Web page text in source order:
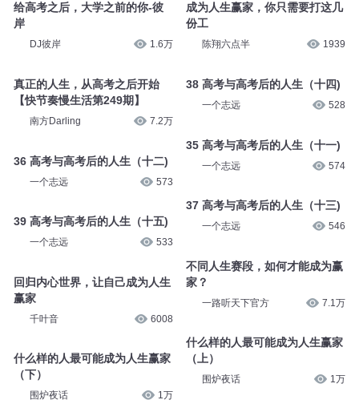
给高考之后，大学之前的你-彼
岸
DJ彼岸 1.6万
真正的人生，从高考之后开始
【快节奏慢生活第249期】
南方Darling 7.2万
36 高考与高考后的人生（十二)
一个志远 573
39 高考与高考后的人生（十五)
一个志远 533
回归内心世界，让自己成为人生
赢家
千叶音 6008
什么样的人最可能成为人生赢家
（下）
围炉夜话 1万
成为人生赢家，你只需要打这几
份工
陈翔六点半 1939
38 高考与高考后的人生（十四)
一个志远 528
35 高考与高考后的人生（十一)
一个志远 574
37 高考与高考后的人生（十三)
一个志远 546
不同人生赛段，如何才能成为赢
家？
一路听天下官方 7.1万
什么样的人最可能成为人生赢家
（上）
围炉夜话 1万